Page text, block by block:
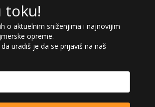
toku!
o aktuelnim sniženjima i najnovijim
opreme.
uradiš je da se prijaviš na naš